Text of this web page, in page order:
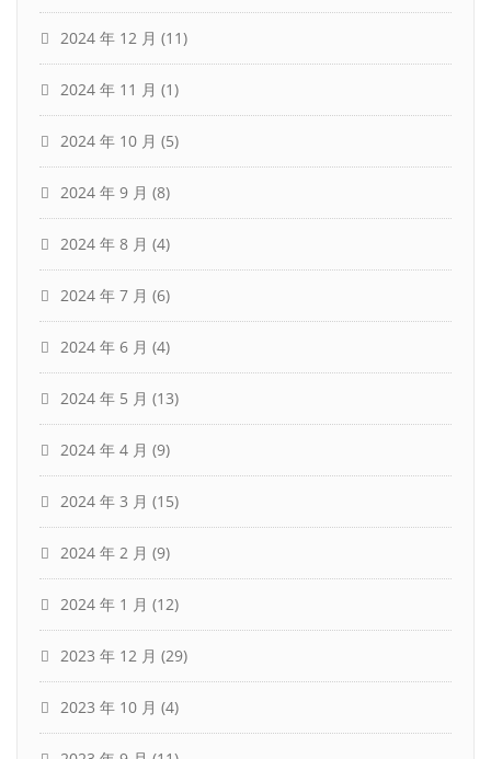
2024 年 12 月 (11)
2024 年 11 月 (1)
2024 年 10 月 (5)
2024 年 9 月 (8)
2024 年 8 月 (4)
2024 年 7 月 (6)
2024 年 6 月 (4)
2024 年 5 月 (13)
2024 年 4 月 (9)
2024 年 3 月 (15)
2024 年 2 月 (9)
2024 年 1 月 (12)
2023 年 12 月 (29)
2023 年 10 月 (4)